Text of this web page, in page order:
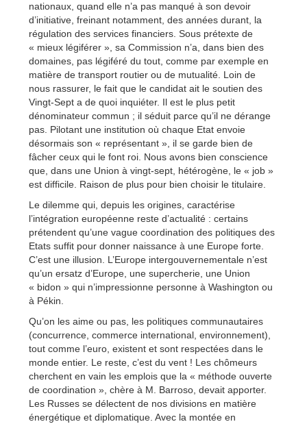
nationaux, quand elle n’a pas manqué à son devoir
d’initiative, freinant notamment, des années durant, la
régulation des services financiers. Sous prétexte de
« mieux légiférer », sa Commission n’a, dans bien des
domaines, pas légiféré du tout, comme par exemple en
matière de transport routier ou de mutualité. Loin de
nous rassurer, le fait que le candidat ait le soutien des
Vingt-Sept a de quoi inquiéter. Il est le plus petit
dénominateur commun ; il séduit parce qu’il ne dérange
pas. Pilotant une institution où chaque Etat envoie
désormais son « représentant », il se garde bien de
fâcher ceux qui le font roi. Nous avons bien conscience
que, dans une Union à vingt-sept, hétérogène, le « job »
est difficile. Raison de plus pour bien choisir le titulaire.
Le dilemme qui, depuis les origines, caractérise
l’intégration européenne reste d’actualité : certains
prétendent qu’une vague coordination des politiques des
Etats suffit pour donner naissance à une Europe forte.
C’est une illusion. L’Europe intergouvernementale n’est
qu’un ersatz d’Europe, une supercherie, une Union
« bidon » qui n’impressionne personne à Washington ou
à Pékin.
Qu’on les aime ou pas, les politiques communautaires
(concurrence, commerce international, environnement),
tout comme l’euro, existent et sont respectées dans le
monde entier. Le reste, c’est du vent ! Les chômeurs
cherchent en vain les emplois que la « méthode ouverte
de coordination », chère à M. Barroso, devait apporter.
Les Russes se délectent de nos divisions en matière
énergétique et diplomatique. Avec la montée en